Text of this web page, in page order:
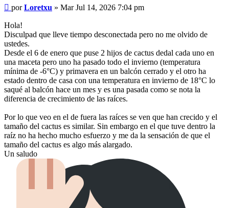
Mensaje
porLoretxu » Mar Jul 14, 2026 7:04 pm
Hola!
Disculpad que lleve tiempo desconectada pero no me olvido de
ustedes.
Desde el 6 de enero que puse 2 hijos de cactus dedal cada uno en
una maceta pero uno ha pasado todo el invierno (temperatura
mínima de -6°C) y primavera en un balcón cerrado y el otro ha
estado dentro de casa con una temperatura en invierno de 18°C lo
saqué al balcón hace un mes y es una pasada como se nota la
diferencia de crecimiento de las raíces.
Por lo que veo en el de fuera las raíces se ven que han crecido y el
tamaño del cactus es similar. Sin embargo en el que tuve dentro la
raíz no ha hecho mucho esfuerzo y me da la sensación de que el
tamaño del cactus es algo más alargado.
Un saludo